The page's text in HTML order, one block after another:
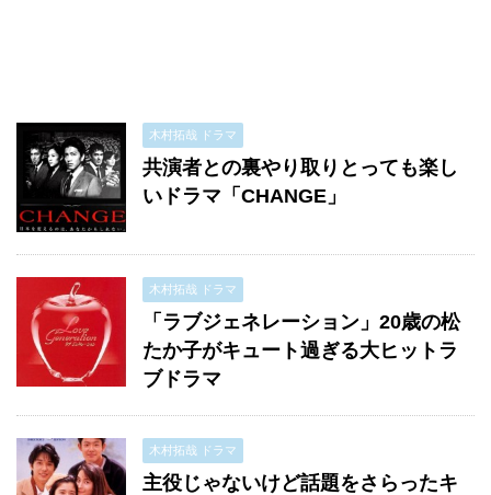
木村拓哉 ドラマ
共演者との裏やり取りとっても楽し
いドラマ「CHANGE」
木村拓哉 ドラマ
「ラブジェネレーション」20歳の松
たか子がキュート過ぎる大ヒットラ
ブドラマ
木村拓哉 ドラマ
主役じゃないけど話題をさらったキ